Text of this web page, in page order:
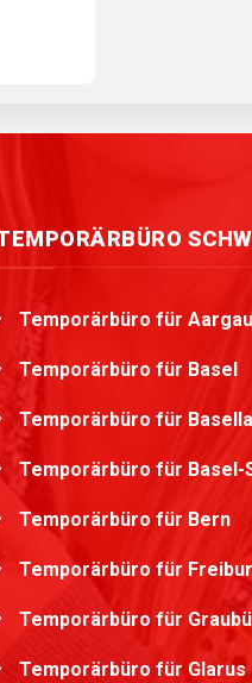
Temporärbüro für Aargau
Temporärbüro für Basel
Temporärbüro für
Temporärbüro für Basel-
Temporärbüro für Bern
Temporärbüro für
Temporärbüro für
Temporärbüro für Glarus